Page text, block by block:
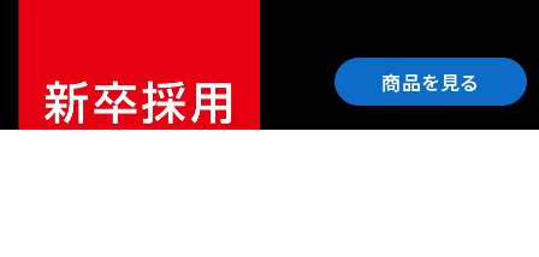
商品を見る